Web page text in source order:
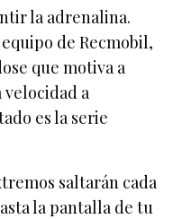
la adrenalina.
de Recmobil,
que motiva a
velocidad a
es la serie
saltarán cada
la pantalla de tu